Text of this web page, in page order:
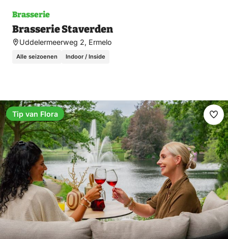
Brasserie
Brasserie Staverden
Uddelermeerweg 2, Ermelo
Alle seizoenen Indoor / Inside
Tip van Flora